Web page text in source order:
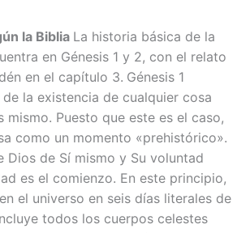
la Biblia La historia básica de la
en Génesis 1 y 2, con el relato
en el capítulo 3. Génesis 1
la existencia de cualquier cosa
mismo. Puesto que este es el caso,
como un momento «prehistórico».
Dios de Sí mismo y Su voluntad
es el comienzo. En este principio,
el universo en seis días literales de
todos los cuerpos celestes